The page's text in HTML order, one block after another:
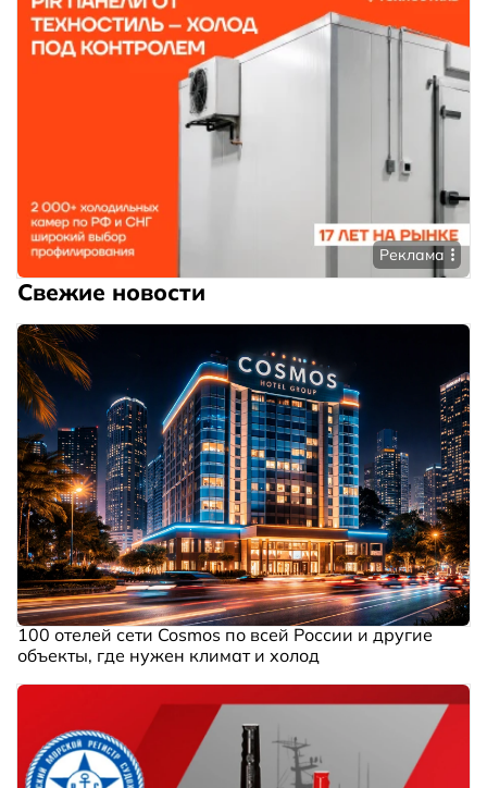
Реклама
Свежие новости
100 отелей сети Cosmos по всей России и другие
объекты, где нужен климат и холод